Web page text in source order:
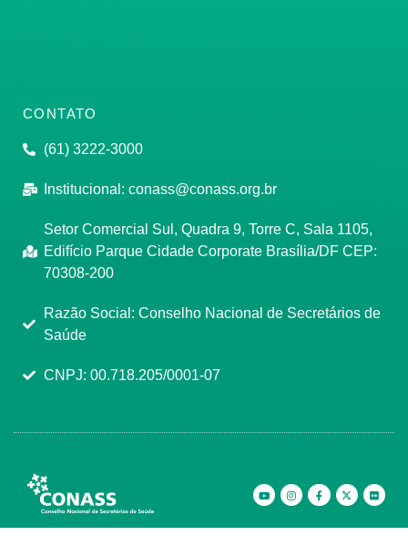
CONTATO
(61) 3222-3000
Institucional: conass@conass.org.br
Setor Comercial Sul, Quadra 9, Torre C, Sala 1105,
Edifício Parque Cidade Corporate Brasília/DF CEP:
70308-200
Razão Social: Conselho Nacional de Secretários de
Saúde
CNPJ: 00.718.205/0001-07